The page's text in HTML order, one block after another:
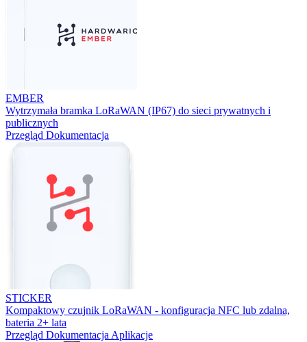
EMBER
Wytrzymała bramka LoRaWAN (IP67) do sieci prywatnych i
publicznych
Przegląd Dokumentacja
STICKER
Kompaktowy czujnik LoRaWAN - konfiguracja NFC lub zdalna,
bateria 2+ lata
Przegląd Dokumentacja Aplikacje